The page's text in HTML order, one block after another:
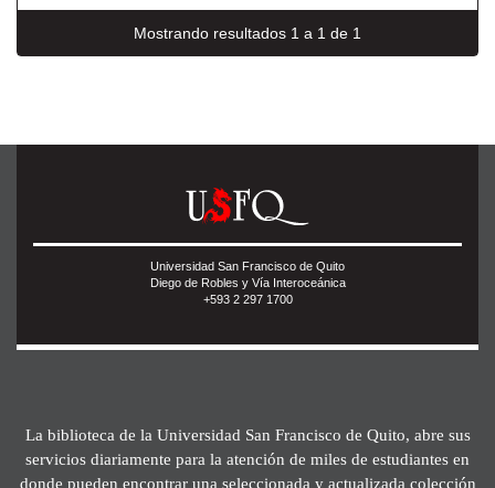
Mostrando resultados 1 a 1 de 1
Universidad San Francisco de Quito
Diego de Robles y Vía Interoceánica
+593 2 297 1700
La biblioteca de la Universidad San Francisco de Quito, abre sus
servicios diariamente para la atención de miles de estudiantes en
donde pueden encontrar una seleccionada y actualizada colección